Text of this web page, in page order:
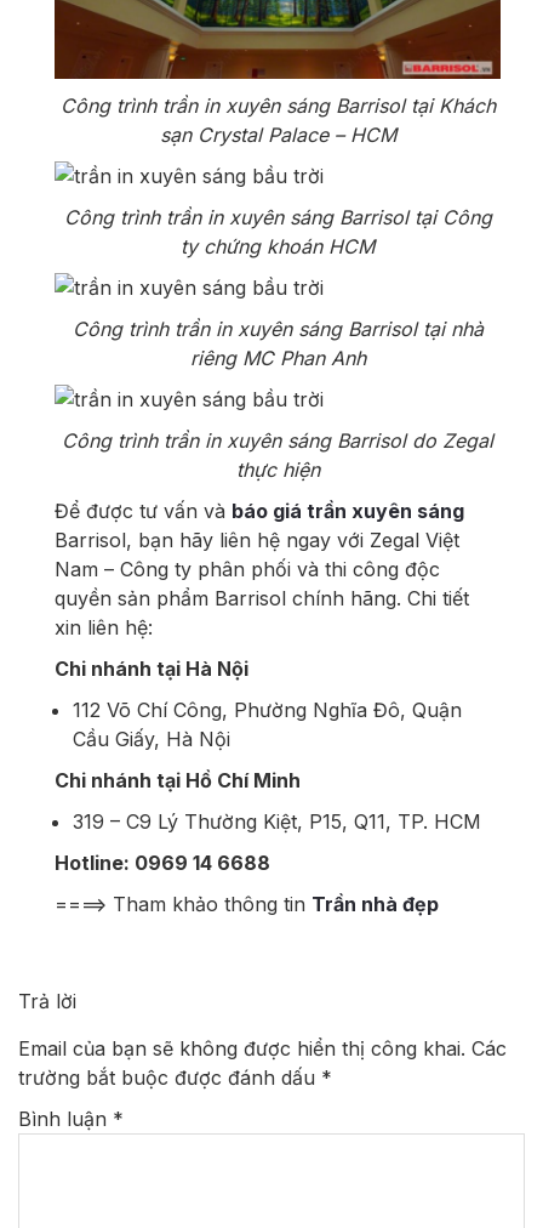
Công trình trần in xuyên sáng Barrisol tại Khách
sạn Crystal Palace – HCM
Công trình trần in xuyên sáng Barrisol tại Công
ty chứng khoán HCM
Công trình trần in xuyên sáng Barrisol tại nhà
riêng MC Phan Anh
Công trình trần in xuyên sáng Barrisol do Zegal
thực hiện
Để được tư vấn và báo giá trần xuyên sáng
Barrisol, bạn hãy liên hệ ngay với Zegal Việt
Nam – Công ty phân phối và thi công độc
quyền sản phẩm Barrisol chính hãng. Chi tiết
xin liên hệ:
Chi nhánh tại Hà Nội
112 Võ Chí Công, Phường Nghĩa Đô, Quận
Cầu Giấy, Hà Nội
Chi nhánh tại Hồ Chí Minh
319 – C9 Lý Thường Kiệt, P15, Q11, TP. HCM
Hotline: 0969 14 6688
====> Tham khảo thông tin Trần nhà đẹp
Trả lời
Email của bạn sẽ không được hiển thị công khai. Các
trường bắt buộc được đánh dấu *
Bình luận *